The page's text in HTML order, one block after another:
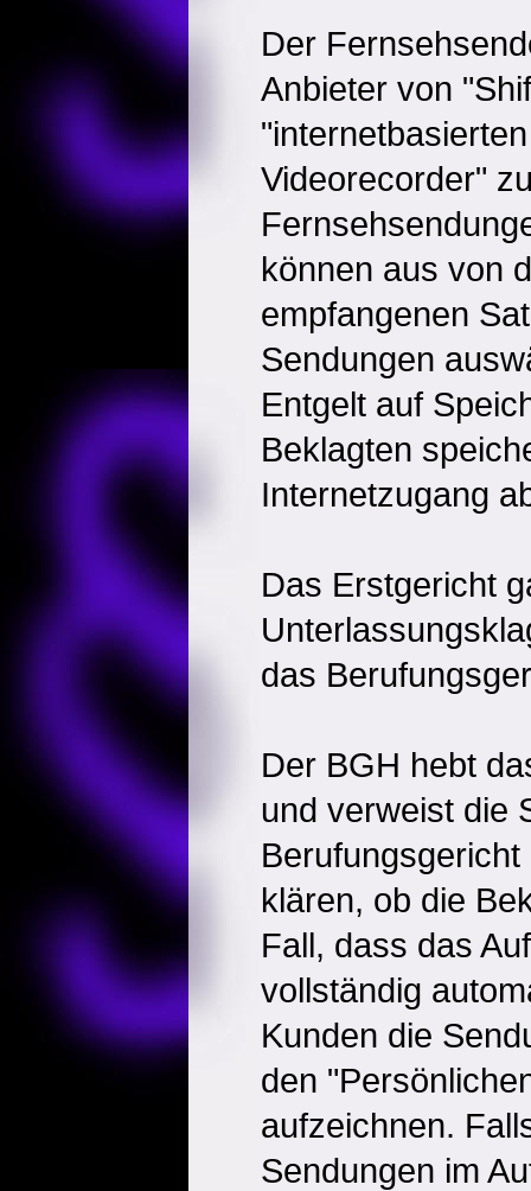
Der
Anbieter von
Videorecorder"
können aus von
empfangenen
Sendungen
Entgelt auf
Beklagten
Internetzugang
Das Erstgericht
das
Der BGH hebt
und verweist die
klären, ob die
Fall, dass das
vollständig
Kunden die
den
aufzeichnen.
Sendungen im